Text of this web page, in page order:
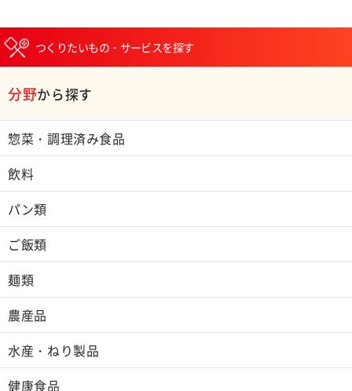
つくりたいもの・サービスを探す
分野から探す
惣菜・調理済み食品
飲料
パン類
ご飯類
麺類
農産品
水産・ねり製品
健康食品